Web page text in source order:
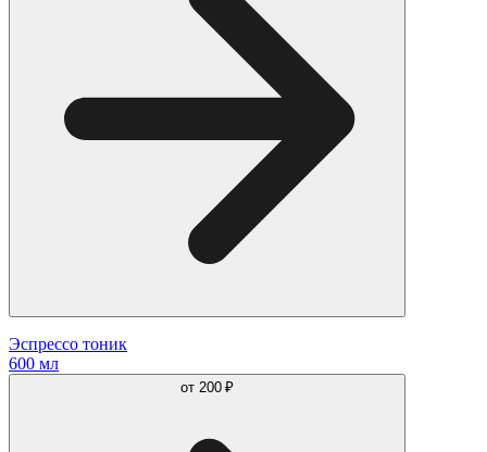
Эспрессо тоник
600 мл
от 200 ₽